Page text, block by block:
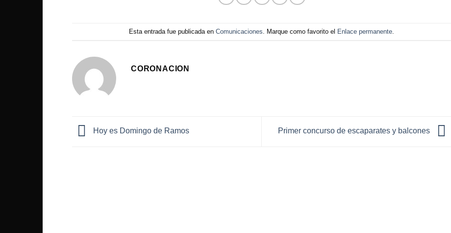
Esta entrada fue publicada en Comunicaciones . Marque como favorito el Enlace permanente.
CORONACION
Hoy es Domingo de Ramos Primer concurso de escaparates y balcones